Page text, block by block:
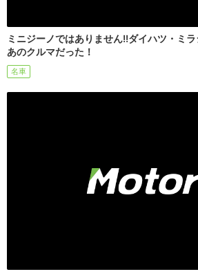
ミニジーノではありません!!ダイハツ・ミ
あのクルマだった！
名車